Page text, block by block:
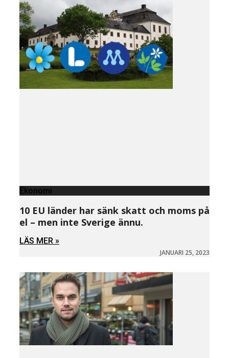
Ekonomi
10 EU länder har sänk skatt och moms på
el – men inte Sverige ännu.
LÄS MER »
JANUARI 25, 2023